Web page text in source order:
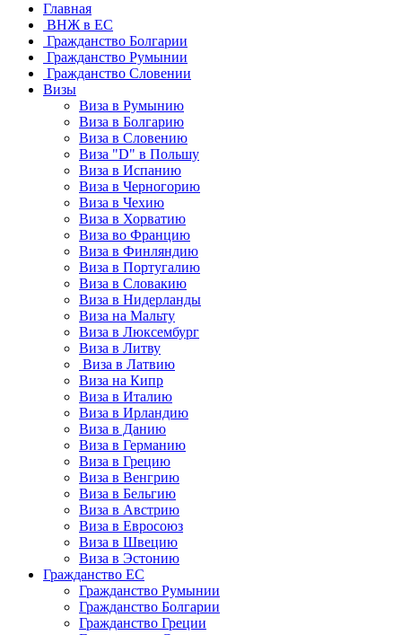
Главная
ВНЖ в ЕС
Гражданство Болгарии
Гражданство Румынии
Гражданство Словении
Визы
Виза в Румынию
Виза в Болгарию
Виза в Словению
Виза "D" в Польшу
Виза в Испанию
Виза в Черногорию
Виза в Чехию
Виза в Хорватию
Виза во Францию
Виза в Финляндию
Виза в Португалию
Виза в Словакию
Виза в Нидерланды
Виза на Мальту
Виза в Люксембург
Виза в Литву
Виза в Латвию
Виза на Кипр
Виза в Италию
Виза в Ирландию
Виза в Данию
Виза в Германию
Виза в Грецию
Виза в Венгрию
Виза в Бельгию
Виза в Австрию
Виза в Евросоюз
Виза в Швецию
Виза в Эстонию
Гражданство ЕС
Гражданство Румынии
Гражданство Болгарии
Гражданство Греции